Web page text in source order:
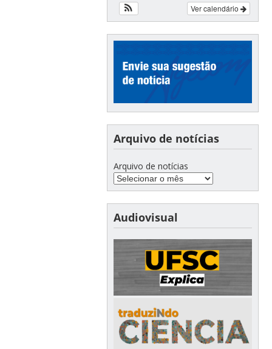
Ver calendário
Arquivo de notícias
Arquivo de notícias
Audiovisual